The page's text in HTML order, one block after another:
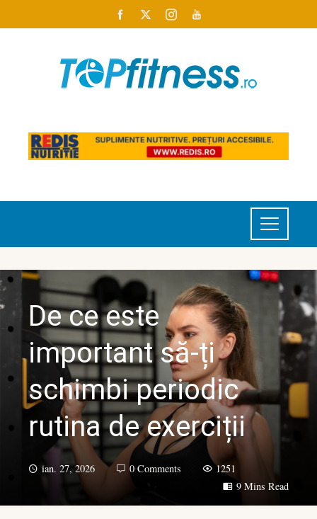
De ce este
important să-ți
schimbi periodic
rutina de exerciții
ian. 27, 2026 0 Comments
1251
9 Mins Read